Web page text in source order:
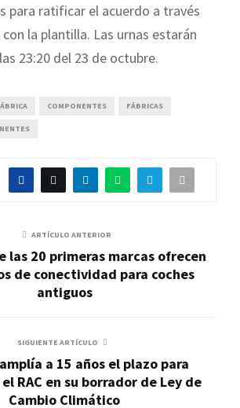
para ratificar el acuerdo a través
la plantilla. Las urnas estarán
23:20 del 23 de octubre.
COMPONENTES FÁBRICAS
ARTÍCULO ANTERIOR
las 20 primeras marcas ofrecen
de conectividad para coches
antiguos
SIGUIENTE ARTÍCULO
a 15 años el plazo para
RAC en su borrador de Ley de
Cambio Climático